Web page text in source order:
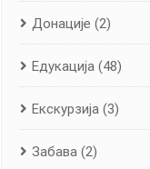
Донације (2)
Едукација (48)
Екскурзија (3)
Забава (2)